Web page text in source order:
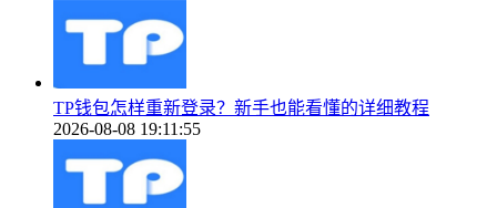
TP钱包怎样重新登录？新手也能看懂的详细教程
2026-08-08 19:11:55